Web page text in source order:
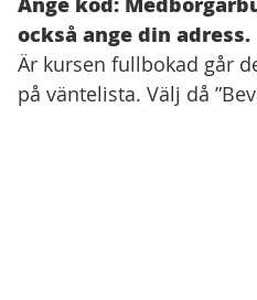
också ange din adress.
Är kursen fullbokad går
på väntelista. Välj då